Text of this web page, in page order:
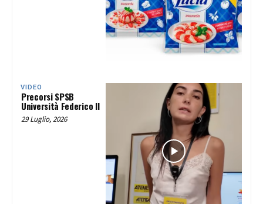
VIDEO
Precorsi SPSB
Università Federico II
29 Luglio, 2026